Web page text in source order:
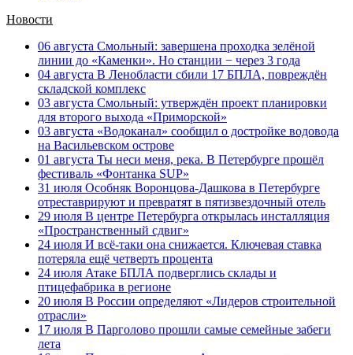
Новости
06 августа Смольный: завершена проходка зелёной
линии до «Каменки». Но станции − через 3 года
04 августа В Ленобласти сбили 17 БПЛА, повреждён
складской комплекс
03 августа Смольный: утверждён проект планировки
для второго выхода «Приморской»
03 августа «Водоканал» сообщил о достройке водовода
на Васильевском острове
01 августа Ты неси меня, река. В Петербурге прошёл
фестиваль «Фонтанка SUP»
31 июля Особняк Воронцова-Дашкова в Петербурге
отреставрируют и превратят в пятизвездочный отель
29 июля В центре Петербурга открылась инсталляция
«Пространственный сдвиг»
24 июля И всё-таки она снижается. Ключевая ставка
потеряла ещё четверть процента
24 июля Атаке БПЛА подверглись склады и
птицефабрика в регионе
20 июля В России определяют «Лидеров строительной
отрасли»
17 июля В Парголово прошли самые семейные забеги
лета